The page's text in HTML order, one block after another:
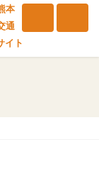
本
通
イト